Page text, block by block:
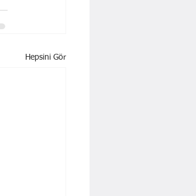
Hepsini Gör